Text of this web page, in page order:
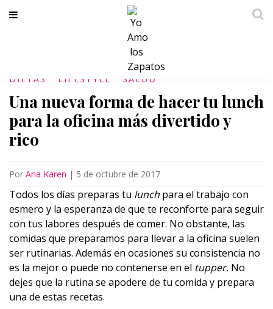
DIETAS LIFESTYLE SALUD
Una nueva forma de hacer tu lunch
para la oficina más divertido y
rico
Por Ana Karen | 5 de octubre de 2017
Todos los días preparas tu lunch para el trabajo con
esmero y la esperanza de que te reconforte para seguir
con tus labores después de comer. No obstante, las
comidas que preparamos para llevar a la oficina suelen
ser rutinarias. Además en ocasiones su consistencia no
es la mejor o puede no contenerse en el tupper. No
dejes que la rutina se apodere de tu comida y prepara
una de estas recetas.